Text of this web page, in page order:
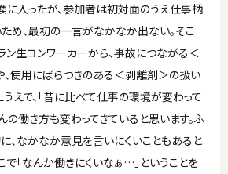
入ったが、参加者は初対面のうえ仕事柄
め、最初の一言がなかなか出ない。そこ
ン生コンワーカーから、事故につながる＜
使用にばらつきのある＜剥離剤＞の扱い
えで、「昔に比べて仕事の環境が変わって
の働き方も変わってきていると思います。ふ
、なかなか意見を言いにくいこともあると
で「なんか働きにくいなぁ…」ということを